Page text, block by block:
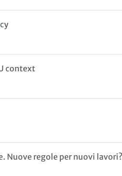
context
regole per nuovi lavori?